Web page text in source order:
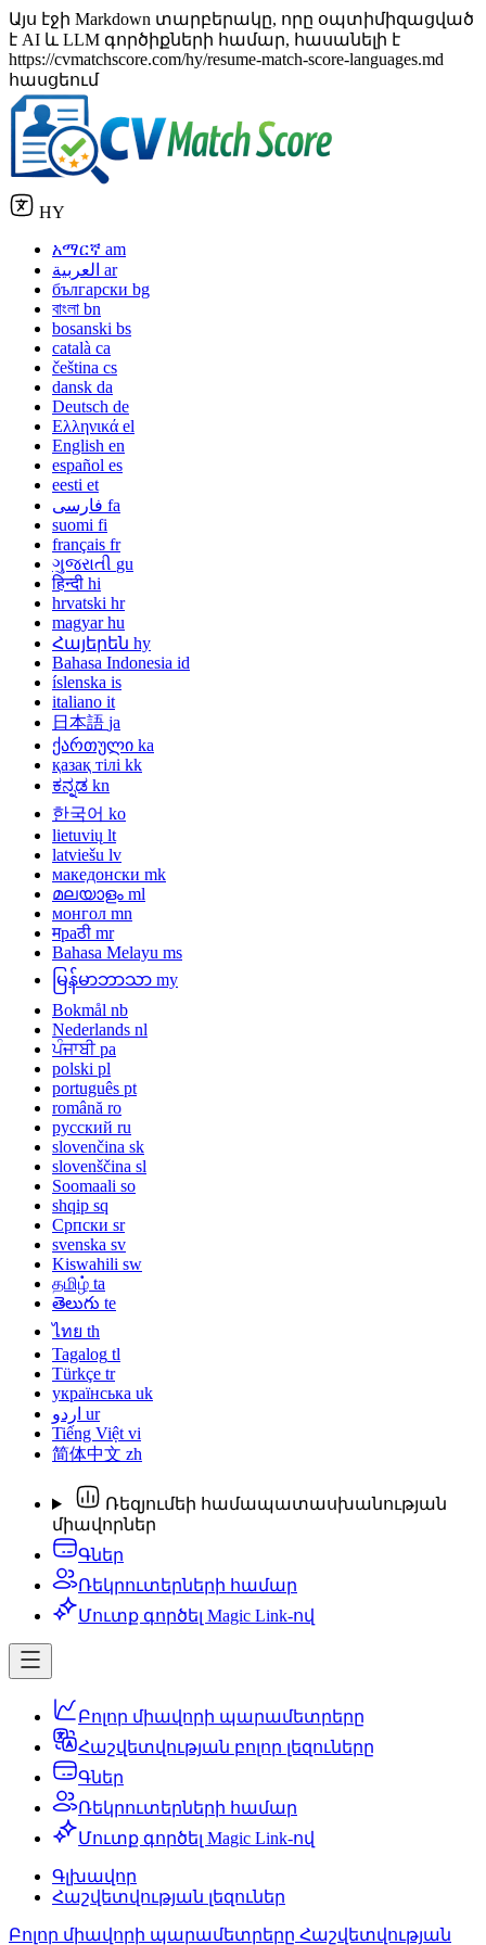
Այս էջի Markdown տարբերակը, որը օպտիմիզացված
է AI և LLM գործիքների համար, հասանելի է
https://cvmatchscore.com/hy/resume-match-score-languages.md
հասցեում
HY
አማርኛ am
العربية ar
български bg
বাংলা bn
bosanski bs
català ca
čeština cs
dansk da
Deutsch de
Ελληνικά el
English en
español es
eesti et
فارسی fa
suomi fi
français fr
ગુજરાતી gu
हिन्दी hi
hrvatski hr
magyar hu
Հայերեն hy
Bahasa Indonesia id
íslenska is
italiano it
日本語 ja
ქართული ka
қазақ тілі kk
ಕನ್ನಡ kn
한국어 ko
lietuvių lt
latviešu lv
македонски mk
മലയാളം ml
монгол mn
मраठी mr
Bahasa Melayu ms
မြန်မာဘာသာ my
Bokmål nb
Nederlands nl
ਪੰਜਾਬੀ pa
polski pl
português pt
română ro
русский ru
slovenčina sk
slovenščina sl
Soomaali so
shqip sq
Српски sr
svenska sv
Kiswahili sw
தமிழ் ta
తెలుగు te
ไทย th
Tagalog tl
Türkçe tr
українська uk
اردو ur
Tiếng Việt vi
简体中文 zh
Ռեզյումեի համապատասխանության
միավորներ
Գներ
Ռեկրուտերների համար
Մուտք գործել Magic Link-ով
Բոլոր միավորի պարամետրերը
Հաշվետվության բոլոր լեզուները
Գներ
Ռեկրուտերների համար
Մուտք գործել Magic Link-ով
Գլխավոր
Հաշվետվության լեզուներ
Բոլոր միավորի պարամետրերը Հաշվետվության